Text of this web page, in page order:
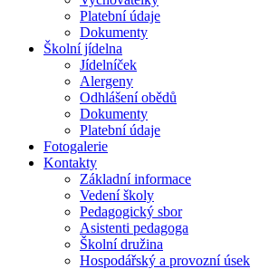
Platební údaje
Dokumenty
Školní jídelna
Jídelníček
Alergeny
Odhlášení obědů
Dokumenty
Platební údaje
Fotogalerie
Kontakty
Základní informace
Vedení školy
Pedagogický sbor
Asistenti pedagoga
Školní družina
Hospodářský a provozní úsek